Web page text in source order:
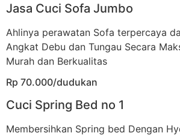
Jasa Cuci Sofa Jumbo
Ahlinya perawatan Sofa terpercaya
Angkat Debu dan Tungau Secara
Murah dan Berkualitas
Rp 70.000/dudukan
Cuci Spring Bed no 1
Membersihkan Spring bed Dengan